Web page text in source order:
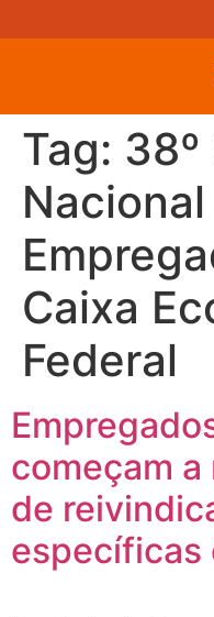
Tag:
Caixa
Federal
começam
de
específicas